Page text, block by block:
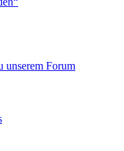
Forum